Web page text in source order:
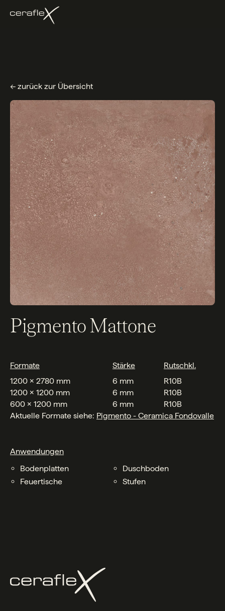
← zurück zur Übersicht
Pigmento Mattone
Formate Stärke
Rutschkl.
1200 x 2780 mm
6 mm
R10B
1200 x 1200 mm
6 mm
R10B
600 x 1200 mm
6 mm
R10B
Aktuelle Formate siehe: Pigmento - Ceramica Fondovalle
Anwendungen
Bodenplatten
Duschboden
Feuertische
Stufen